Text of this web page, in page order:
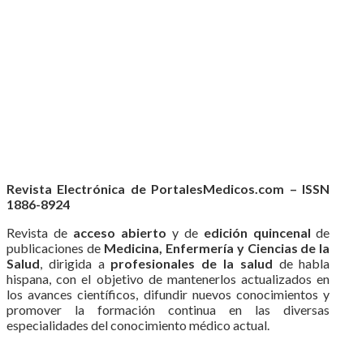
Revista Electrónica de PortalesMedicos.com – ISSN
1886-8924
Revista de acceso abierto y de edición quincenal de
publicaciones de Medicina, Enfermería y Ciencias de la
Salud, dirigida a profesionales de la salud de habla
hispana, con el objetivo de mantenerlos actualizados en
los avances científicos, difundir nuevos conocimientos y
promover la formación continua en las diversas
especialidades del conocimiento médico actual.